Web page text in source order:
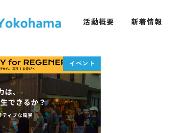
活動概要 新着情報